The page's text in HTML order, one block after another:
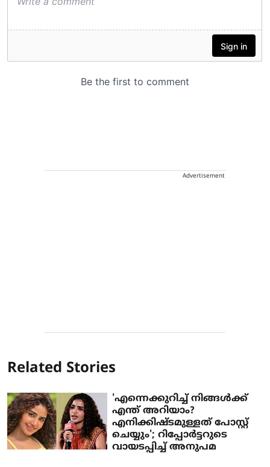
Advertisement
Related Stories
'എന്നെക്കുറിച്ച് നിങ്ങള്‍ക്ക്
എന്ത് അറിയാം?
എനിക്കിഷ്ടമുള്ളത് പോസ്റ്റ്
ചെയ്യും'; റിപ്പോര്‍ട്ടറുടെ
വായടപ്പിച്ച് അനുപമ